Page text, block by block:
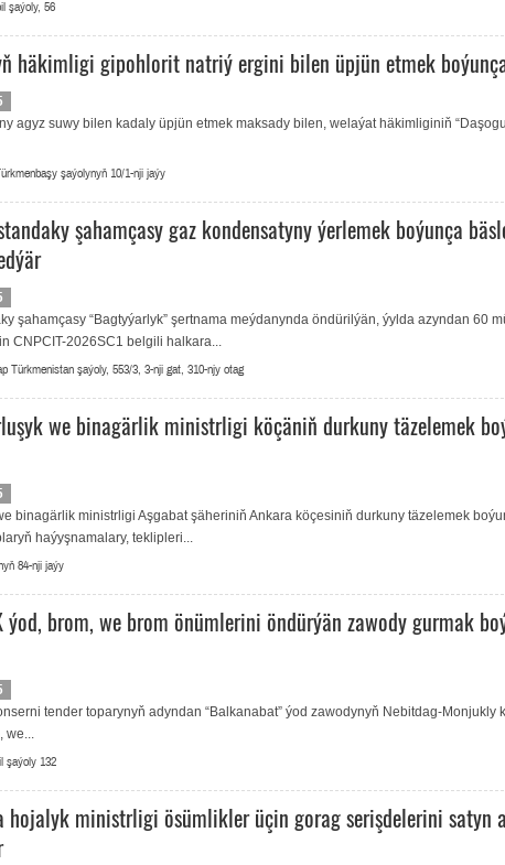
şaýoly, 56
häkimligi gipohlorit natriý ergini bilen üpjün etmek
agyz suwy bilen kadaly üpjün etmek maksady bilen, welaýat häkimliginiň
şaýolynyň 10/1-nji jaýy
şahamçasy gaz kondensatyny ýerlemek boýunça
şahamçasy “Bagtyýarlyk” şertnama meýdanynda öndürilýän, ýylda azyndan 60
CNPCIT-2026SC1 belgili halkara...
Türkmenistan şaýoly, 553/3, 3-nji gat, 310-njy otag
we binagärlik ministrligi köçäniň durkuny täzelemek
binagärlik ministrligi Aşgabat şäheriniň Ankara köçesiniň durkuny täzelemek
haýyşnamalary, teklipleri...
84-nji jaýy
ýod, brom, we brom önümlerini öndürýän zawody gurmak
tender toparynyň adyndan “Balkanabat” ýod zawodynyň Nebitdag-
we...
şaýoly 132
hojalyk ministrligi ösümlikler üçin gorag serişdelerini satyn